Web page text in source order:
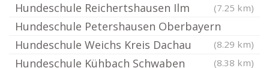
Hundeschule Reichertshausen Ilm (7.25 km)
Hundeschule Petershausen Oberbayern
(8.29 km)
Hundeschule Weichs Kreis Dachau
(8.38 km)
Hundeschule Kühbach Schwaben